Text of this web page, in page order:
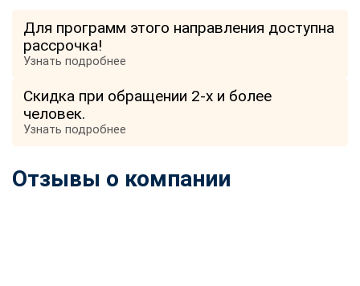
Для программ этого направления доступна
рассрочка!
Узнать подробнее
Скидка при обращении 2-х и более
человек.
Узнать подробнее
Отзывы о компании